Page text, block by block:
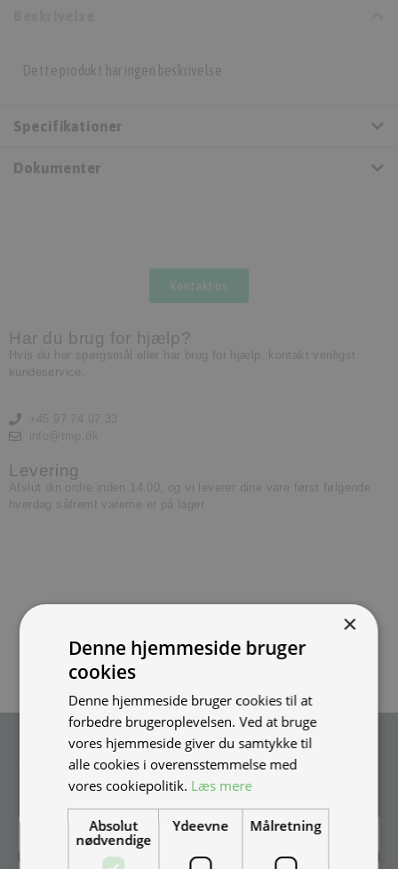
Dette produkt har ingen beskrivelse
Specifikationer
Dokumenter
Kontakt os
Har du brug for hjælp?
Hvis du har spørgsmål eller har brug for hjælp, kontakt venligst
kundeservice.
Levering
Afslut din ordre inden 14.00, og vi leverer dine vare først følgende
hverdag såfremt varerne er på lager.
Tilmeld nyhedsmail
Vær blandt de første til at modtage info om nye produkter, tilbud,
events og udstillinger.
×
Denne hjemmeside bruger
cookies
Denne hjemmeside bruger cookies til at
forbedre brugeroplevelsen. Ved at bruge
vores hjemmeside giver du samtykke til
alle cookies i overensstemmelse med
vores cookiepolitik. Læs mere
Absolut
nødvendige
Ydeevne Målretning